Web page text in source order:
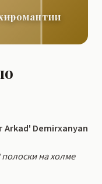
Arkad' Demirxanyan
на холме